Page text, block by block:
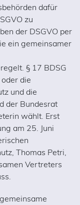
dafür
zu
der DSGVO per
ein gemeinsamer
§ 17 BDSG
die
und die
der Bundesrat
wählt. Erst
am 25. Juni
Thomas Petri,
Vertreters